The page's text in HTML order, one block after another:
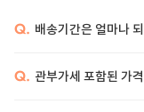
Q. 배송기간은 얼마나
Q. 관부가세 포함된 가